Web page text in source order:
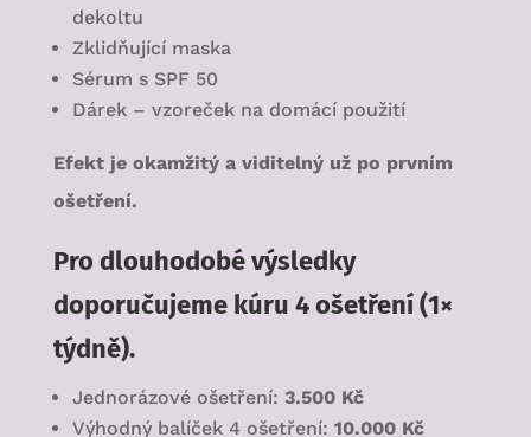
dekoltu
Zklidňující maska
Sérum s SPF 50
Dárek – vzoreček na domácí použití
Efekt je okamžitý a viditelný už po prvním
ošetření.
Pro dlouhodobé výsledky
doporučujeme kúru 4 ošetření (1×
týdně).
Jednorázové ošetření: 3.500 Kč
Výhodný balíček 4 ošetření: 10.000 Kč